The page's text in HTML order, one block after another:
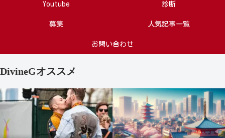
Youtube 診断
募集 人気記事一覧
お問い合わせ
DivineGオススメ